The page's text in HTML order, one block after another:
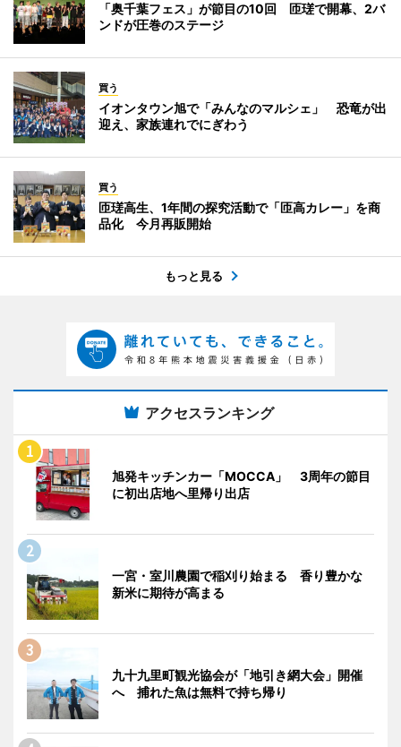
「奥千葉フェス」が節目の10回 匝瑳で開幕、2バ
ンドが圧巻のステージ
買う
イオンタウン旭で「みんなのマルシェ」 恐竜が出
迎え、家族連れでにぎわう
買う
匝瑳高生、1年間の探究活動で「匝高カレー」を商
品化 今月再販開始
もっと見る
アクセスランキング
旭発キッチンカー「MOCCA」 3周年の節目
に初出店地へ里帰り出店
一宮・室川農園で稲刈り始まる 香り豊かな
新米に期待が高まる
九十九里町観光協会が「地引き網大会」開催
へ 捕れた魚は無料で持ち帰り